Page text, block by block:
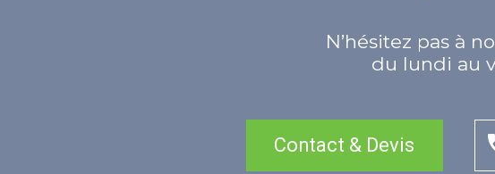
N’hésitez pas à
du lundi au
Contact & Devis